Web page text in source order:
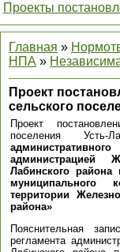
Проекты
Главная »
НПА »
Проект
сельского
Проект
поселения Усть-
администрацией
Лабинского
муниципального
территории
района»
Пояснительная
регламента